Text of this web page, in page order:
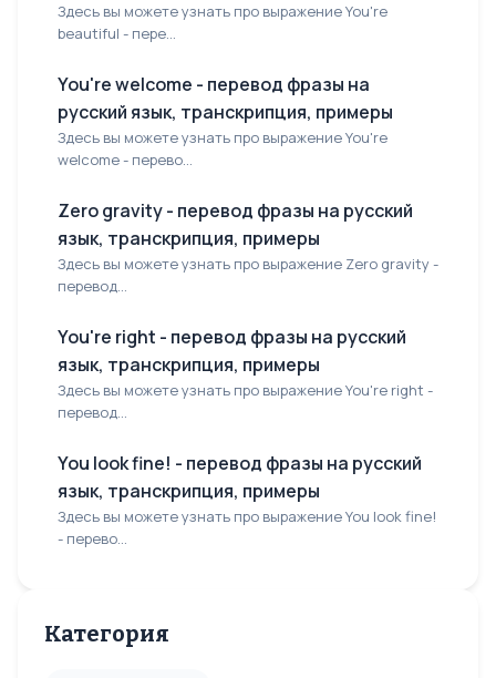
Здесь вы можете узнать про выражение You're
beautiful - пере...
You're welcome - перевод фразы на
русский язык, транскрипция, примеры
Здесь вы можете узнать про выражение You're
welcome - перево...
Zero gravity - перевод фразы на русский
язык, транскрипция, примеры
Здесь вы можете узнать про выражение Zero gravity -
перевод...
You're right - перевод фразы на русский
язык, транскрипция, примеры
Здесь вы можете узнать про выражение You're right -
перевод...
You look fine! - перевод фразы на русский
язык, транскрипция, примеры
Здесь вы можете узнать про выражение You look fine!
- перево...
Категория